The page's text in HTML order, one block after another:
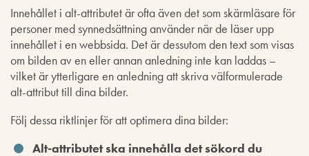
Innehållet i alt-attributet är ofta även det som skärmläsare för
personer med synnedsättning använder när de läser upp
innehållet i en webbsida. Det är dessutom den text som visas
om bilden av en eller annan anledning inte kan laddas –
vilket är ytterligare en anledning att skriva välformulerade
alt-attribut till dina bilder.
Följ dessa riktlinjer för att optimera dina bilder:
Alt-attributet ska innehålla det sökord du